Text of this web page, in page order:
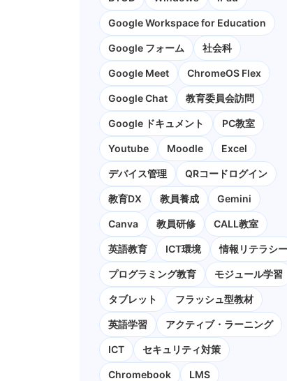
Google Workspace for Education
Google フォーム 社会科
Google Meet ChromeOS Flex
Google Chat 教育委員会訪問
Google ドキュメント PC教室
Youtube Moodle Excel
デバイス管理 QRコードログイン
教育DX 教員養成 Gemini
Canva 教員研修 CALL教室
英語教育 ICT環境 情報リテラシー
プログラミング教育 モジュール学習
タブレット フラッシュ型教材
英語学習 アクティブ・ラーニング
ICT セキュリティ対策
Chromebook LMS